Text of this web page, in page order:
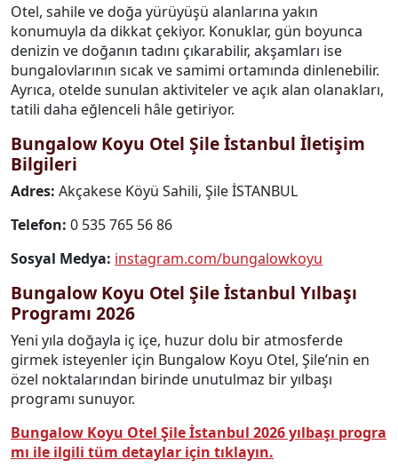
Otel, sahile ve doğa yürüyüşü alanlarına yakın
konumuyla da dikkat çekiyor. Konuklar, gün boyunca
denizin ve doğanın tadını çıkarabilir, akşamları ise
bungalovlarının sıcak ve samimi ortamında dinlenebilir.
Ayrıca, otelde sunulan aktiviteler ve açık alan olanakları,
tatili daha eğlenceli hâle getiriyor.
Bungalow Koyu Otel Şile İstanbul İletişim
Bilgileri
Adres: Akçakese Köyü Sahili, Şile İSTANBUL
Telefon: 0 535 765 56 86
Sosyal Medya: instagram.com/bungalowkoyu
Bungalow Koyu Otel Şile İstanbul Yılbaşı
Programı 2026
Yeni yıla doğayla iç içe, huzur dolu bir atmosferde
girmek isteyenler için Bungalow Koyu Otel, Şile’nin en
özel noktalarından birinde unutulmaz bir yılbaşı
programı sunuyor.
Bungalow Koyu Otel Şile İstanbul 2026 yılbaşı progra
mı ile ilgili tüm detaylar için tıklayın.